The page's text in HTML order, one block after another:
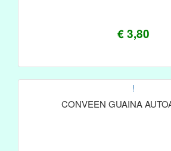
€ 3,80
!
CONVEEN GUAINA